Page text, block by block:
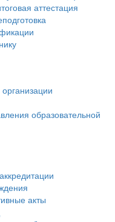
аттестация
образовательной
акты